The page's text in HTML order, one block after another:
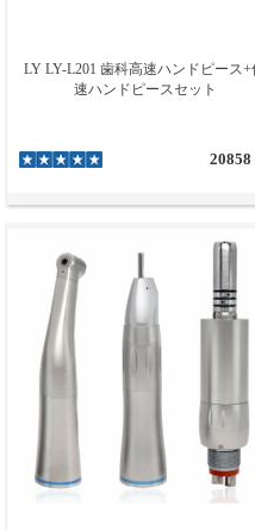
LY LY-L201 歯科高速ハンドピース+
速ハンドピースセット
20858